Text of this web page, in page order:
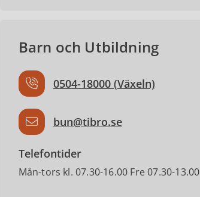
Barn och Utbildning
0504-18000 (Växeln)
bun@tibro.se
Telefontider
Mån-tors kl. 07.30-16.00 Fre 07.30-13.00